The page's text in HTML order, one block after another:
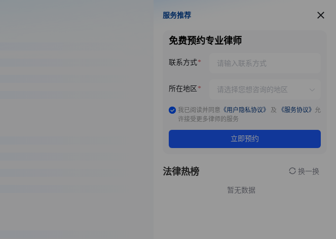
服务推荐
服务推荐
免费预约专业律师
联系方式
所在地区
我已阅读并同意 《用户隐私协议》 及 《服务协议》 允
许接受更多律师的服务
立即预约
法律热榜 换一换
暂无数据